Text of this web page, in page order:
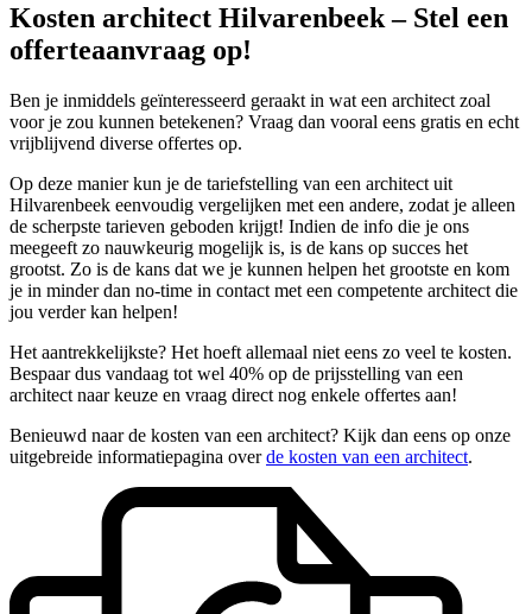
Kosten architect Hilvarenbeek – Stel een
offerteaanvraag op!
Ben je inmiddels geïnteresseerd geraakt in wat een architect zoal
voor je zou kunnen betekenen? Vraag dan vooral eens gratis en echt
vrijblijvend diverse offertes op.
Op deze manier kun je de tariefstelling van een architect uit
Hilvarenbeek eenvoudig vergelijken met een andere, zodat je alleen
de scherpste tarieven geboden krijgt! Indien de info die je ons
meegeeft zo nauwkeurig mogelijk is, is de kans op succes het
grootst. Zo is de kans dat we je kunnen helpen het grootste en kom
je in minder dan no-time in contact met een competente architect die
jou verder kan helpen!
Het aantrekkelijkste? Het hoeft allemaal niet eens zo veel te kosten.
Bespaar dus vandaag tot wel 40% op de prijsstelling van een
architect naar keuze en vraag direct nog enkele offertes aan!
Benieuwd naar de kosten van een architect? Kijk dan eens op onze
uitgebreide informatiepagina overde kosten van een architect.